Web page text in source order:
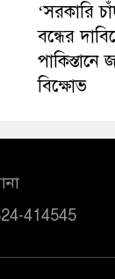
‘সরকারি
বন্ধের
পাকিস্তানে
বিক্ষোভ
414545